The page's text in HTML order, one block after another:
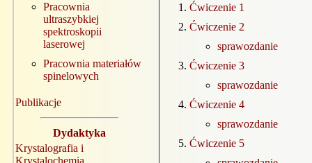
Pracownia
ultraszybkiej
spektroskopii
laserowej
Pracownia materiałów
spinelowych
Publikacje
Dydaktyka
Krystalografia i
Krystalochemia
Ćwiczenie 1
Ćwiczenie 2
sprawozdanie
Ćwiczenie 3
sprawozdanie
Ćwiczenie 4
sprawozdanie
Ćwiczenie 5